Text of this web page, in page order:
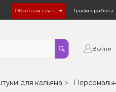
Обратная связь График работы:
Войти
для кальяна